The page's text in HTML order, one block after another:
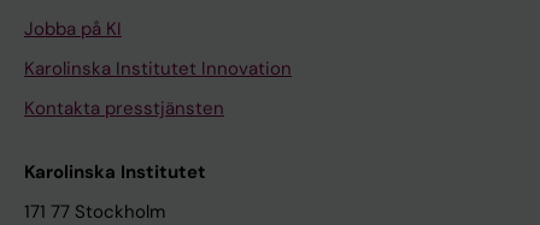
Jobba på KI
Karolinska Institutet Innovation
Kontakta presstjänsten
Karolinska Institutet
171 77 Stockholm